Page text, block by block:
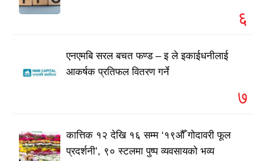
६
एनएमबि सरल बचत फण्ड – इ ले इकाईधनीलाई
आकर्षक प्रतिफल वितरण गर्ने
७
कात्तिक १२ देखि १६ सम्म ‘१९औँ गोदावरी फूल
प्रदर्शनी’, ९० स्टलमा पुष्प व्यवसायको भव्य